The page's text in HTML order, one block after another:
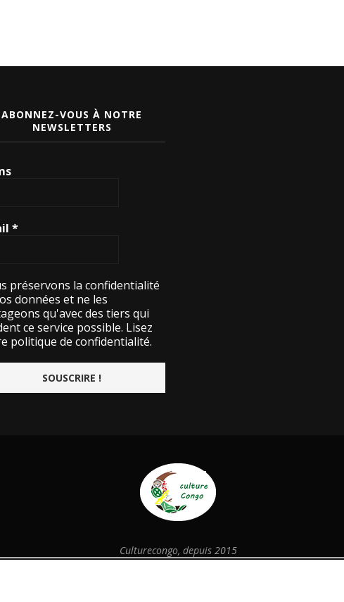
ABONNEZ-VOUS À NOTRE
NEWSLETTERS
*
préservons la confidentialité
données et ne les
qu'avec des tiers qui
ce service possible. Lisez
politique de confidentialité.
Culturecongo, depuis 2015